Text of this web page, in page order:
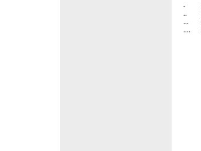
-
..
...
....